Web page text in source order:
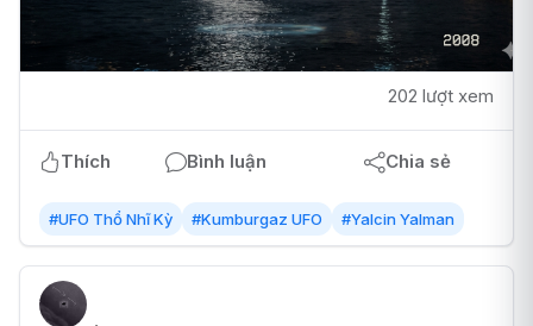
202 lượt xem
Thích Bình luận Chia sẻ
#UFO Thổ Nhĩ Kỳ #Kumburgaz UFO #Yalcin Yalman